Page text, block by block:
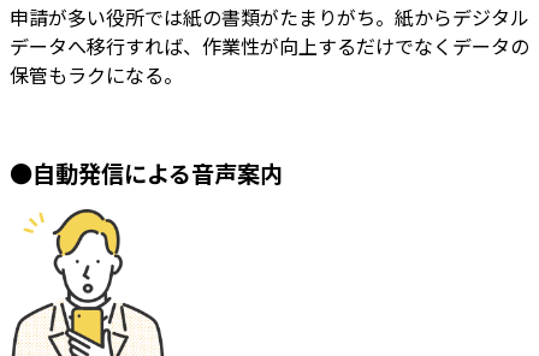
申請が多い役所では紙の書類がたまりがち。紙からデジタル
データへ移行すれば、作業性が向上するだけでなくデータの
保管もラクになる。
●自動発信による音声案内